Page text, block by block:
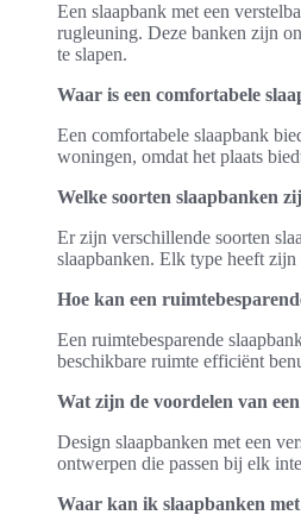
Een slaapbank met een
rugleuning. Deze banken zijn
te slapen.
Waar is een comfortabele
Een comfortabele slaapbank
woningen, omdat het plaats
Welke soorten slaapbanken
Er zijn verschillende soorten
slaapbanken. Elk type heeft
Hoe kan een
Een ruimtebesparende
beschikbare ruimte efficiënt
Wat zijn de voordelen van
Design slaapbanken met een
ontwerpen die passen bij elk
Waar kan ik slaapbanken